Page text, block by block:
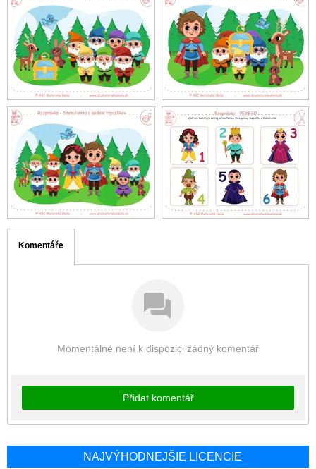
NAJVÝHODNEJŠIE LICENCIE
Komentáře
Momentálně není k dispozici žádný komentář
Přidat komentář